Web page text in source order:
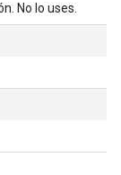
No lo uses.